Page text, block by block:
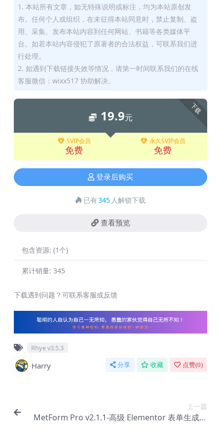
1. 本站所有文章，如无特殊说明或标注，均为本站原创发
布。任何个人或组织，在未征得本站同意时，禁止复制、盗
用、采集、发布本站内容到任何网站、书籍等各类媒体平
台。如若本站内容侵犯了原著者的合法权益，可联系我们进
行处理。
2. 如遇到下载链接失效等情况，请第一时间联系我们的在线
客服微信：wixx517 协助解决。
下载
19.9元
SVIP会员
免费
永久SVIP会员
免费
登录后购买
已有345 人解锁下载
查看预览
包含资源: (1个)
累计销量: 345
下载遇到问题？可联系客服或反馈
Rhye v3.5.3
Harry 分享 收藏 点赞(0)
上一篇
MetForm Pro v2.1.1-高级 Elementor 表单生成器